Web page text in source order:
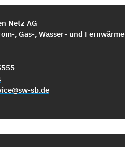
Netz AG
, Gas-, Wasser- und
sb.de